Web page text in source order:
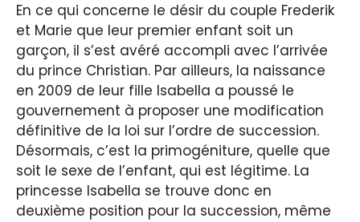
En ce qui concerne le désir du couple Frederik
et Marie que leur premier enfant soit un
garçon, il s’est avéré accompli avec l’arrivée
du prince Christian. Par ailleurs, la naissance
en 2009 de leur fille Isabella a poussé le
gouvernement à proposer une modification
définitive de la loi sur l’ordre de succession.
Désormais, c’est la primogéniture, quelle que
soit le sexe de l’enfant, qui est légitime. La
princesse Isabella se trouve donc en
deuxième position pour la succession, même